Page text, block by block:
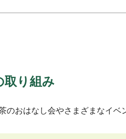
取り組み
おはなし会やさまざまなイベ